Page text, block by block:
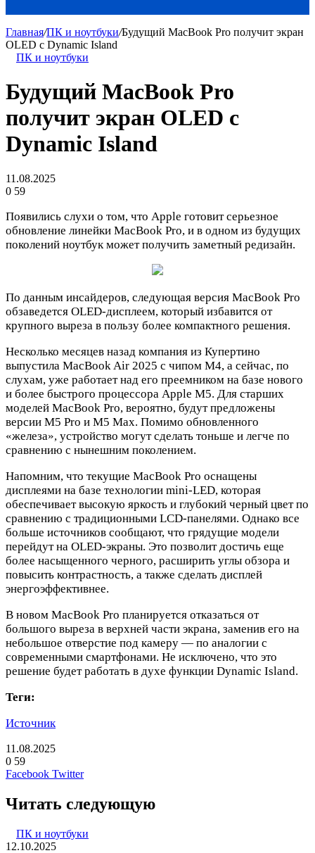
Главная/ПК и ноутбуки/Будущий MacBook Pro получит экран
OLED с Dynamic Island
ПК и ноутбуки
Будущий MacBook Pro
получит экран OLED с
Dynamic Island
11.08.2025
0 59
Появились слухи о том, что Apple готовит серьезное
обновление линейки MacBook Pro, и в одном из будущих
поколений ноутбук может получить заметный редизайн.
По данным инсайдеров, следующая версия MacBook Pro
обзаведется OLED-дисплеем, который избавится от
крупного выреза в пользу более компактного решения.
Несколько месяцев назад компания из Купертино
выпустила MacBook Air 2025 с чипом M4, а сейчас, по
слухам, уже работает над его преемником на базе нового
и более быстрого процессора Apple M5. Для старших
моделей MacBook Pro, вероятно, будут предложены
версии M5 Pro и M5 Max. Помимо обновленного
«железа», устройство могут сделать тоньше и легче по
сравнению с нынешним поколением.
Напомним, что текущие MacBook Pro оснащены
дисплеями на базе технологии mini-LED, которая
обеспечивает высокую яркость и глубокий черный цвет по
сравнению с традиционными LCD-панелями. Однако все
больше источников сообщают, что грядущие модели
перейдут на OLED-экраны. Это позволит достичь еще
более насыщенного черного, расширить углы обзора и
повысить контрастность, а также сделать дисплей
энергоэффективнее.
В новом MacBook Pro планируется отказаться от
большого выреза в верхней части экрана, заменив его на
небольшое отверстие под камеру — по аналогии с
современными смартфонами. Не исключено, что это
решение будет работать в духе функции Dynamic Island.
Теги:
Источник
11.08.2025
0 59
Facebook TwitterLinkedIn
Pinterest
Вконтакте
Одноклассники
Skype
WhatsApp
Telegram
Viber
Читать следующую
ПК и ноутбуки
12.10.2025